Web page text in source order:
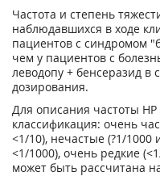
Частота и степень
наблюдавшихся в ходе
пациентов с синдромом
чем у пациентов с
леводопу + бенсеразид в
дозирования.
Для описания частоты
классификация: очень
<1/10), нечастые (?1/1000
<1/1000), очень редкие
может быть рассчитана